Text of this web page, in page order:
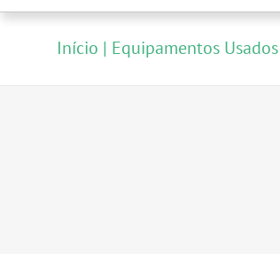
Início Equipamentos Usados